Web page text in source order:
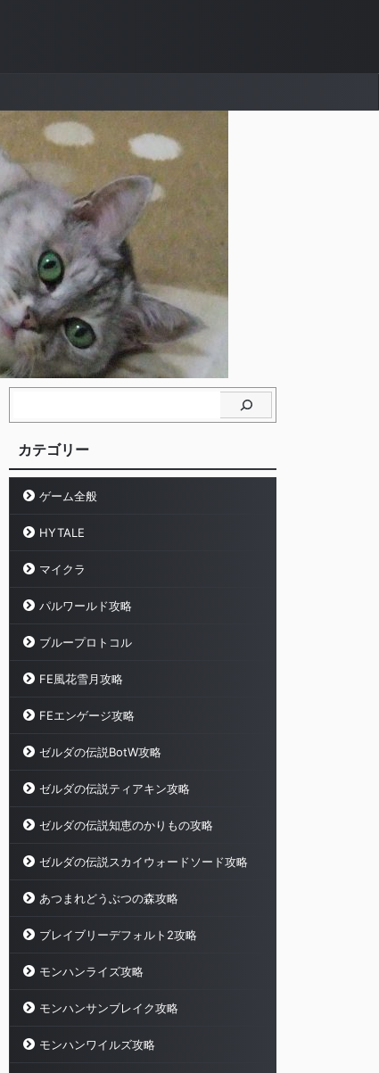
カテゴリー
ゲーム全般
HYTALE
マイクラ
パルワールド攻略
ブループロトコル
FE風花雪月攻略
FEエンゲージ攻略
ゼルダの伝説BotW攻略
ゼルダの伝説ティアキン攻略
ゼルダの伝説知恵のかりもの攻略
ゼルダの伝説スカイウォードソード攻略
あつまれどうぶつの森攻略
ブレイブリーデフォルト2攻略
モンハンライズ攻略
モンハンサンブレイク攻略
モンハンワイルズ攻略